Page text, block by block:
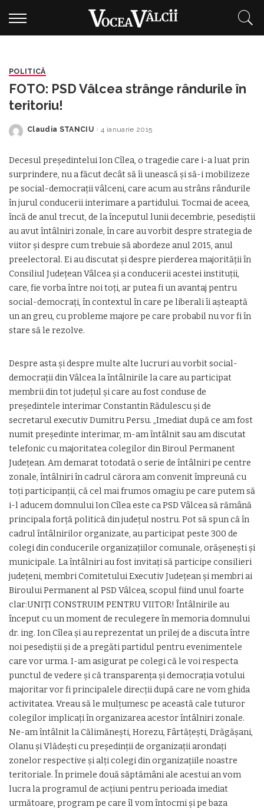
POLITICĂ
FOTO: PSD Vâlcea strânge rândurile în
teritoriu!
Posted
Claudia STANCIU 4 ianuarie 2015
Decesul preşedintelui Ion Cîlea, o tragedie care i-a luat prin
surprindere, nu a făcut decât să îi unească şi să-i mobilizeze
pe social-democraţii vâlceni, care acum au strâns rândurile
în jurul conducerii interimare a partidului. Tocmai de aceea,
încă de anul trecut, de la începutul lunii decembrie, pesediştii
au avut întâlniri zonale, în care au vorbit despre strategia de
viitor şi despre cum trebuie să abordeze anul 2015, anul
preelectoral. Ei au discutat şi despre pierderea majorităţii în
Consiliul Judeţean Vâlcea şi a conducerii acestei instituţii,
care, fie vorba între noi toţi, ar putea fi un avantaj pentru
social-democraţi, în contextul în care pe liberali îi aşteaptă
un an greu, cu probleme majore pe care probabil nu vor fi în
stare să le rezolve.
Despre asta şi despre multe alte lucruri au vorbit social-
democraţii din Vâlcea la întâlnirile la care au participat
membrii din tot judeţul şi care au fost conduse de
preşedintele interimar Constantin Rădulescu şi de
secretarul executiv Dumitru Persu. „Imediat după ce am fost
numit preşedinte interimar, m-am întâlnit sau am discutat
telefonic cu majoritatea colegilor din Biroul Permanent
Judeţean. Am demarat totodată o serie de întâlniri pe centre
zonale, întâlniri în cadrul cărora am convenit împreună cu
toţi participanţii, că cel mai frumos omagiu pe care putem să
i-l aducem domnului Ion Cîlea este ca PSD Vâlcea să rămână
principala forţă politică din judeţul nostru. Pot să spun că în
cadrul întâlnirilor organizate, au participat peste 300 de
colegi din conducerile organizaţiilor comunale, orăşeneşti şi
municipale. La întâlniri au fost invitaţi să participe consilieri
judeţeni, membri Comitetului Executiv Judeţean şi membri ai
Biroului Permanent al PSD Vâlcea, scopul fiind unul foarte
clar:UNIŢI CONSTRUIM PENTRU VIITOR! Întâlnirile au
început cu un moment de reculegere în memoria domnului
dr. ing. Ion Cîlea şi au reprezentat un prilej de a discuta între
noi pesediştii şi de a pregăti partidul pentru evenimentele
care vor urma. I-am asigurat pe colegi că le voi respecta
punctul de vedere şi că transparenţa şi democraţia votului
majoritar vor fi principalele direcţii după care ne vom ghida
activitatea. Vreau să le mulţumesc pe această cale tuturor
colegilor implicaţi în organizarea acestor întâlniri zonale.
Ne-am întâlnit la Călimăneşti, Horezu, Fârtăţeşti, Drăgăşani,
Olanu şi Vlădeşti cu preşedinţii de organizaţii arondaţi
zonelor respective şi alţi colegi din organizaţiile noastre
teritoriale. În primele două săptămâni ale acestui an vom
lucra la programul de acţiuni pentru perioada imediat
următoare, program pe care îl vom întocmi şi pe baza